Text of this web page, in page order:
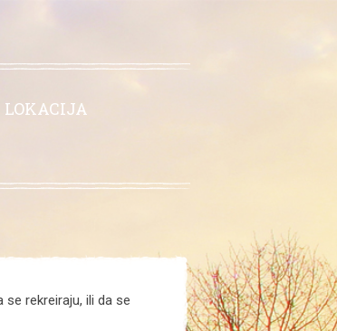
LOKACIJA
rekreiraju, ili da se